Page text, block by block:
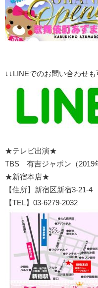
↓↓LINEでのお問い合わせも
★テレビ出演★
TBS 有吉ジャポン（2019
★新宿本店★
【住所】新宿区新宿3-21-
【TEL】03-6279-2032